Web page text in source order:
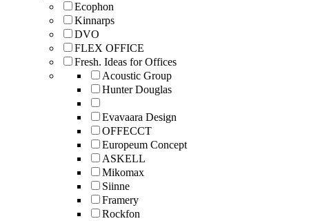
Ecophon
Kinnarps
DVO
FLEX OFFICE
Fresh. Ideas for Offices
Acoustic Group
Hunter Douglas
Evavaara Design
OFFECCT
Europeum Concept
ASKELL
Mikomax
Siinne
Framery
Rockfon